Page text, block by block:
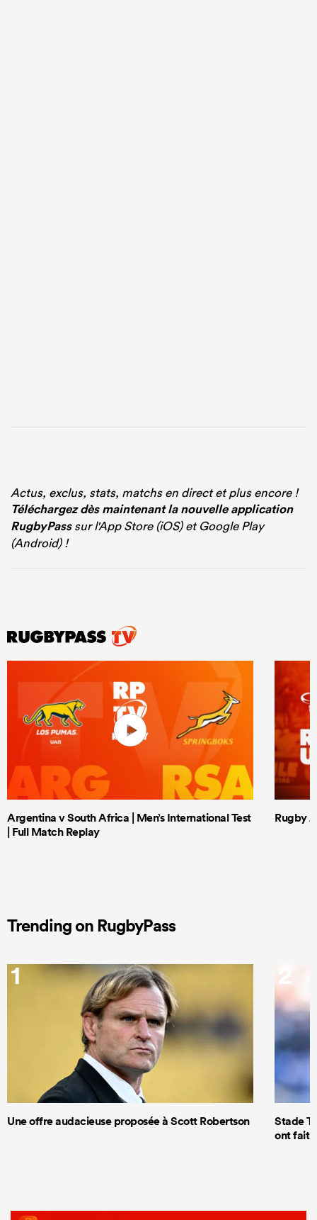
Actus, exclus, stats, matchs en direct et plus encore !
Téléchargez dès maintenant la nouvelle application
RugbyPasssur l'App Store (iOS) et Google Play
(Android) !
Argentina v South Africa | Men’s International Test
| Full Match Replay
Rugby
Trending on RugbyPass
1
Une offre audacieuse proposée à Scott Robertson
2
Stade
ont fait